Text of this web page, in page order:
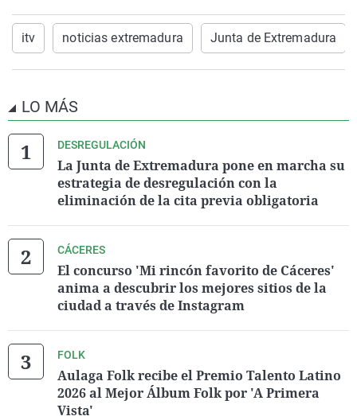
itv noticias extremadura Junta de Extremadura
LO MÁS
DESREGULACIÓN
La Junta de Extremadura pone en marcha su
estrategia de desregulación con la
eliminación de la cita previa obligatoria
CÁCERES
El concurso 'Mi rincón favorito de Cáceres'
anima a descubrir los mejores sitios de la
ciudad a través de Instagram
FOLK
Aulaga Folk recibe el Premio Talento Latino
2026 al Mejor Álbum Folk por 'A Primera
Vista'